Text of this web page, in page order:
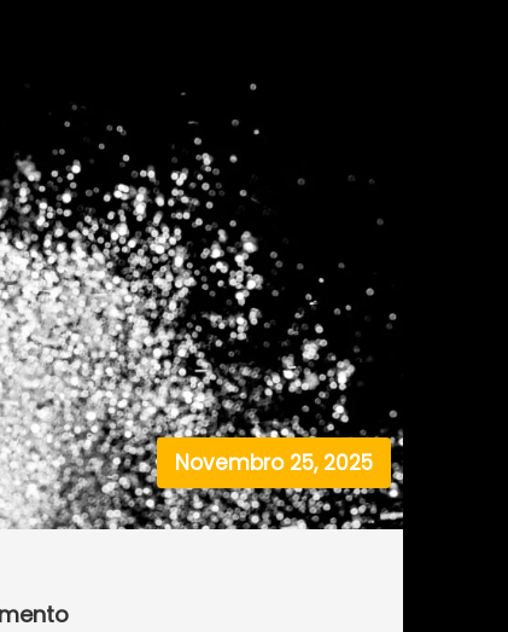
Novembro 25, 2025